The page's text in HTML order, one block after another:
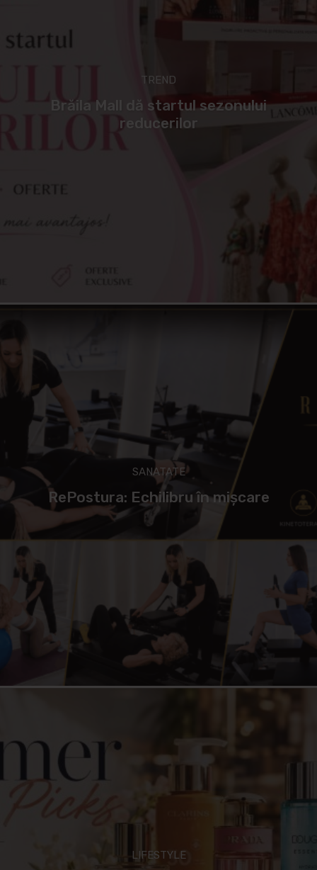
TREND
Brăila Mall dă startul sezonului
reducerilor
SANATATE
RePostura: Echilibru în mișcare
LIFESTYLE